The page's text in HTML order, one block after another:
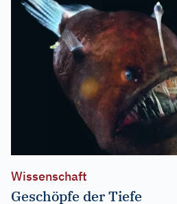
Wissenschaft
Geschöpfe der Tiefe